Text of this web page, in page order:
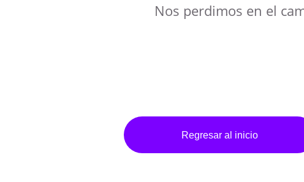
Nos perdimos en el
Regresar al inicio